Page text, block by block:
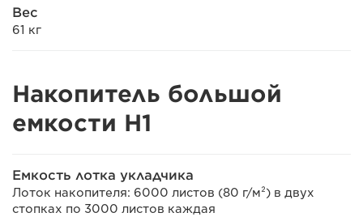
Вес
61 кг
Накопитель большой
емкости H1
Емкость лотка укладчика
Лоток накопителя: 6000 листов (80 г/м²) в двух
стопках по 3000 листов каждая